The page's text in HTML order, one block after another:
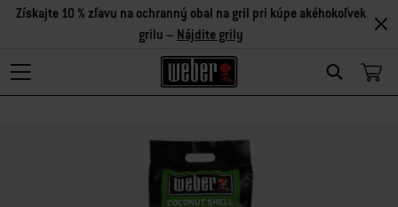
Search
Získajte 10 % zľavu na ochranný obal na gril pri kúpe akéhokoľvek
grilu – Nájdite grily